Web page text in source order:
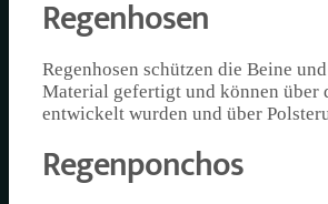
Regenhosen
Regenhosen schützen die Beine
Material gefertigt und können über
entwickelt wurden und über
Regenponchos